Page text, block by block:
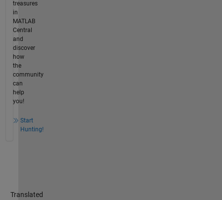
treasures
in
MATLAB
Central
and
discover
how
the
community
can
help
you!
Start
Hunting!
Translated